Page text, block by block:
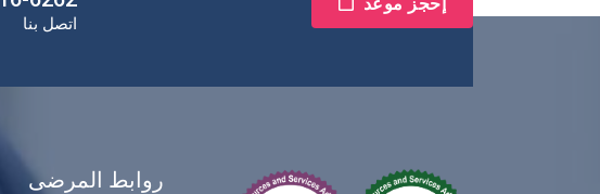
اتصل بنا
روابط المرضى